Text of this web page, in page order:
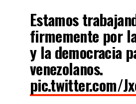
Estamos
firmemente por
y la democracia
venezolanos.
pic.twitter.com/